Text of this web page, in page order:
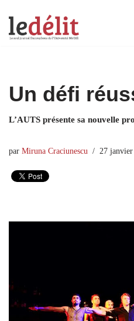
Aller
Un défi
L’AUTS présente sa nouvelle
par Miruna Craciunescu 27